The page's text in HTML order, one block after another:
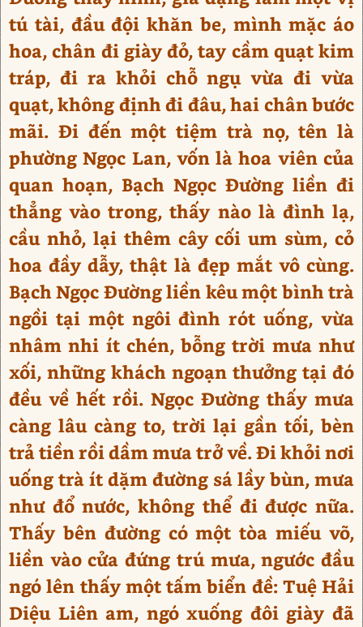
tú tài, đầu đội khăn be, mình mặc áo
hoa, chân đi giày đỏ, tay cầm quạt kim
tráp, đi ra khỏi chỗ ngụ vừa đi vừa
quạt, không định đi đâu, hai chân bước
mãi. Đi đến một tiệm trà nọ, tên là
phường Ngọc Lan, vốn là hoa viên của
quan hoạn, Bạch Ngọc Đường liền đi
thẳng vào trong, thấy nào là đình lạ,
cầu nhỏ, lại thêm cây cối um sùm, cỏ
hoa đầy dẫy, thật là đẹp mắt vô cùng.
Bạch Ngọc Đường liền kêu một bình trà
ngồi tại một ngôi đình rót uống, vừa
nhâm nhi ít chén, bỗng trời mưa như
xối, những khách ngoạn thưởng tại đó
đều về hết rồi. Ngọc Đường thấy mưa
càng lâu càng to, trời lại gần tối, bèn
trả tiền rồi dầm mưa trở về. Đi khỏi nơi
uống trà ít dặm đường sá lầy bùn, mưa
như đổ nước, không thể đi được nữa.
Thấy bên đường có một tòa miếu võ,
liền vào cửa đứng trú mưa, ngước đầu
ngó lên thấy một tấm biển đề: Tuệ Hải
Diệu Liên am, ngó xuống đôi giày đã